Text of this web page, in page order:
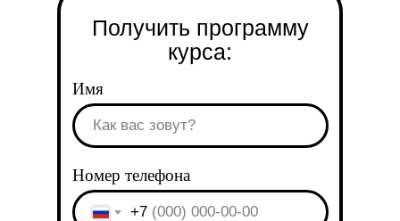
Получить программу
курса:
Имя
Номер телефона
+7